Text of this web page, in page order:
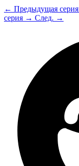
← Предыдущая серия
серия → След. →